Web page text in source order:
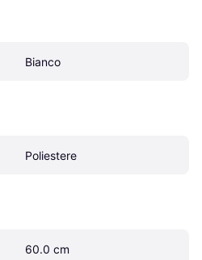
Bianco
Poliestere
60.0 cm